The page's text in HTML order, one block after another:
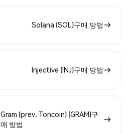
Solana (SOL)구매 방법
Injective (INJ)구매 방법
Gram (prev. Toncoin) (GRAM)구
매 방법